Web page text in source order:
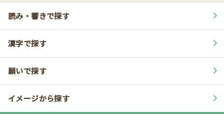
読み・響きで探す
漢字で探す
願いで探す
イメージから探す